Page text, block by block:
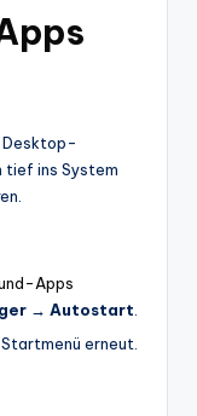
Desktop-
tief ins System
Apps
→ Autostart.
erneut.